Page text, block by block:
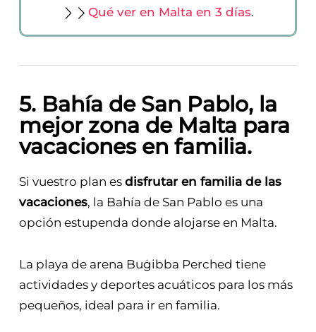
Qué ver en Malta en 3 días.
5. Bahía de San Pablo, la
mejor zona de Malta para
vacaciones en familia.
Si vuestro plan es disfrutar en familia de las
vacaciones, la Bahía de San Pablo es una
opción estupenda donde alojarse en Malta.
La playa de arena Buġibba Perched tiene
actividades y deportes acuáticos para los más
pequeños, ideal para ir en familia.